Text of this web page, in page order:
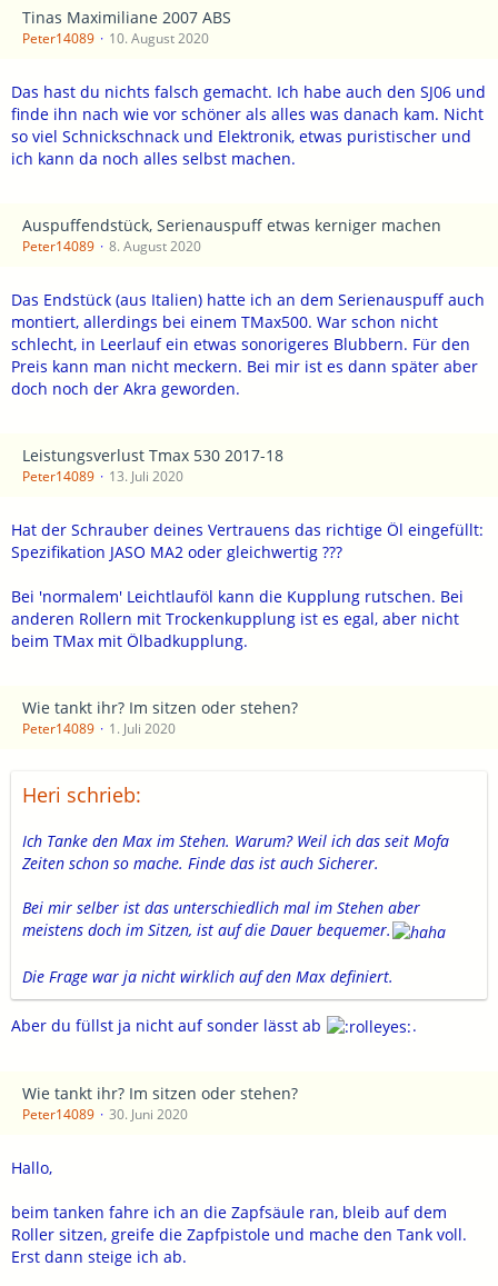
Tinas Maximiliane 2007 ABS
Peter14089 10. August 2020
Das hast du nichts falsch gemacht. Ich habe auch den SJ06 und
finde ihn nach wie vor schöner als alles was danach kam. Nicht
so viel Schnickschnack und Elektronik, etwas puristischer und
ich kann da noch alles selbst machen.
Auspuffendstück, Serienauspuff etwas kerniger machen
Peter14089 8. August 2020
Das Endstück (aus Italien) hatte ich an dem Serienauspuff auch
montiert, allerdings bei einem TMax500. War schon nicht
schlecht, in Leerlauf ein etwas sonorigeres Blubbern. Für den
Preis kann man nicht meckern. Bei mir ist es dann später aber
doch noch der Akra geworden.
Leistungsverlust Tmax 530 2017-18
Peter14089 13. Juli 2020
Hat der Schrauber deines Vertrauens das richtige Öl eingefüllt:
Spezifikation JASO MA2 oder gleichwertig ???
Bei 'normalem' Leichtlauföl kann die Kupplung rutschen. Bei
anderen Rollern mit Trockenkupplung ist es egal, aber nicht
beim TMax mit Ölbadkupplung.
Wie tankt ihr? Im sitzen oder stehen?
Peter14089 1. Juli 2020
Heri schrieb:
Ich Tanke den Max im Stehen. Warum? Weil ich das seit Mofa
Zeiten schon so mache. Finde das ist auch Sicherer.
Bei mir selber ist das unterschiedlich mal im Stehen aber
meistens doch im Sitzen, ist auf die Dauer bequemer.
Die Frage war ja nicht wirklich auf den Max definiert.
Aber du füllst ja nicht auf sonder lässt ab .
Wie tankt ihr? Im sitzen oder stehen?
Peter14089 30. Juni 2020
Hallo,
beim tanken fahre ich an die Zapfsäule ran, bleib auf dem
Roller sitzen, greife die Zapfpistole und mache den Tank voll.
Erst dann steige ich ab.